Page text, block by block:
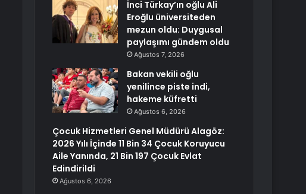
İnci Türkay’ın oğlu Ali
Eroğlu üniversiteden
mezun oldu: Duygusal
paylaşımı gündem oldu
Ağustos 7, 2026
Bakan vekili oğlu
yenilince piste indi,
hakeme küfretti
Ağustos 6, 2026
Çocuk Hizmetleri Genel Müdürü Alagöz:
2026 Yılı İçinde 11 Bin 34 Çocuk Koruyucu
Aile Yanında, 21 Bin 197 Çocuk Evlat
Edindirildi
Ağustos 6, 2026